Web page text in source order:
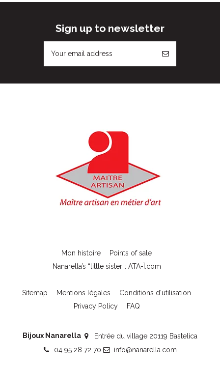
Sign up to newsletter
Mon histoire
Points of sale
Nanarella’s “little sister”: ATA-Ï.com
Sitemap Mentions légales
Conditions d'utilisation
Privacy Policy
FAQ
Bijoux Nanarella
Entrée du village 20119 Bastelica
04 95 28 72 70
info@nanarella.com